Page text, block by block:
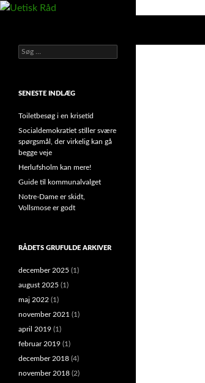
Hop
din stemme i et sygt, sygt samfund!
Søg
efter:
SENESTE INDLÆG
Toiletbesøg i en krisetid
Socialdemokratiet stiller svære
spørgsmål, der virkelig kan gå
begge veje
Herlufsholm kan mere!
Guide til kommunalvalget
Notre-Dame er skidt,
Vollsmose er godt
RÅDETS GRUFULDE ARKIVER
december 2025 (1)
august 2025 (1)
maj 2022 (1)
november 2021 (1)
april 2019 (1)
februar 2019 (1)
december 2018 (4)
november 2018 (2)